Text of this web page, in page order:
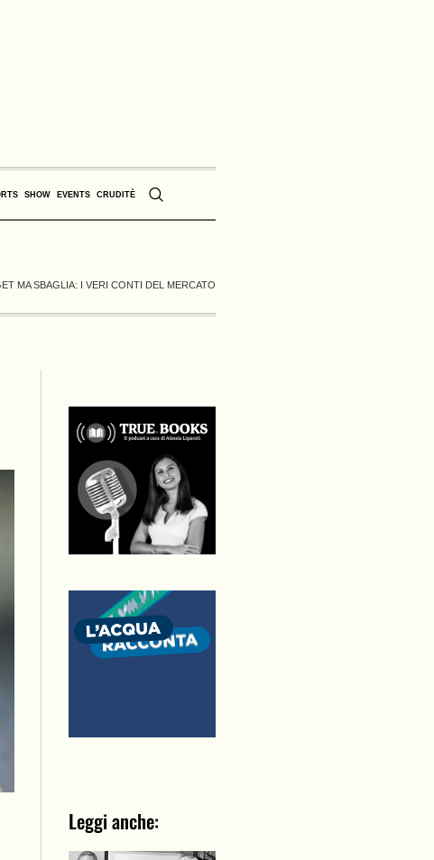
SHOW EVENTS CRUDITÈ
MA SBAGLIA: I VERI CONTI DEL MERCATO
Leggi anche: